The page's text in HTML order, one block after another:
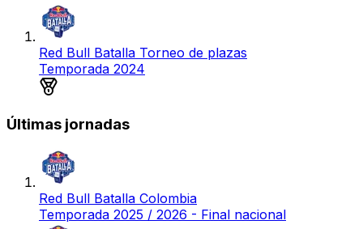
Red Bull Batalla Torneo de plazas
Temporada 2024
Últimas jornadas
Red Bull Batalla Colombia
Temporada 2025 / 2026 - Final nacional